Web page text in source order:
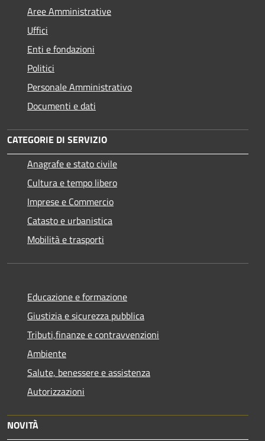
Aree Amministrative
Uffici
Enti e fondazioni
Politici
Personale Amministrativo
Documenti e dati
CATEGORIE DI SERVIZIO
Anagrafe e stato civile
Cultura e tempo libero
Imprese e Commercio
Catasto e urbanistica
Mobilità e trasporti
Educazione e formazione
Giustizia e sicurezza pubblica
Tributi,finanze e contravvenzioni
Ambiente
Salute, benessere e assistenza
Autorizzazioni
NOVITÀ